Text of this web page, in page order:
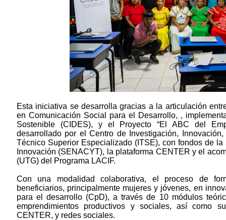
Esta iniciativa se desarrolla gracias a la articulación
en Comunicación Social para el Desarrollo, ,
Sostenible (CIDES), y el Proyecto “El ABC del
desarrollado por el Centro de Investigación,
Técnico Superior Especializado (ITSE), con fondos de
Innovación (SENACYT), la plataforma CENTER y el
(UTG) del Programa LACIF.
Con una modalidad colaborativa, el proceso de
beneficiarios, principalmente mujeres y jóvenes, en
para el desarrollo (CpD), a través de 10 módulos
emprendimientos productivos y sociales, así como
CENTER, y redes sociales.